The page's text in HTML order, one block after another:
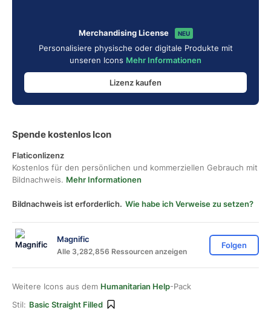
Merchandising License NEU
Personalisiere physische oder digitale Produkte mit
unseren Icons Mehr Informationen
Lizenz kaufen
Spende kostenlos Icon
Flaticonlizenz
Kostenlos für den persönlichen und kommerziellen Gebrauch mit
Bildnachweis. Mehr Informationen
Bildnachweis ist erforderlich. Wie habe ich Verweise zu setzen?
Magnific
Alle 3,282,856 Ressourcen anzeigen
Folgen
Weitere Icons aus dem Humanitarian Help-Pack
Stil: Basic Straight Filled